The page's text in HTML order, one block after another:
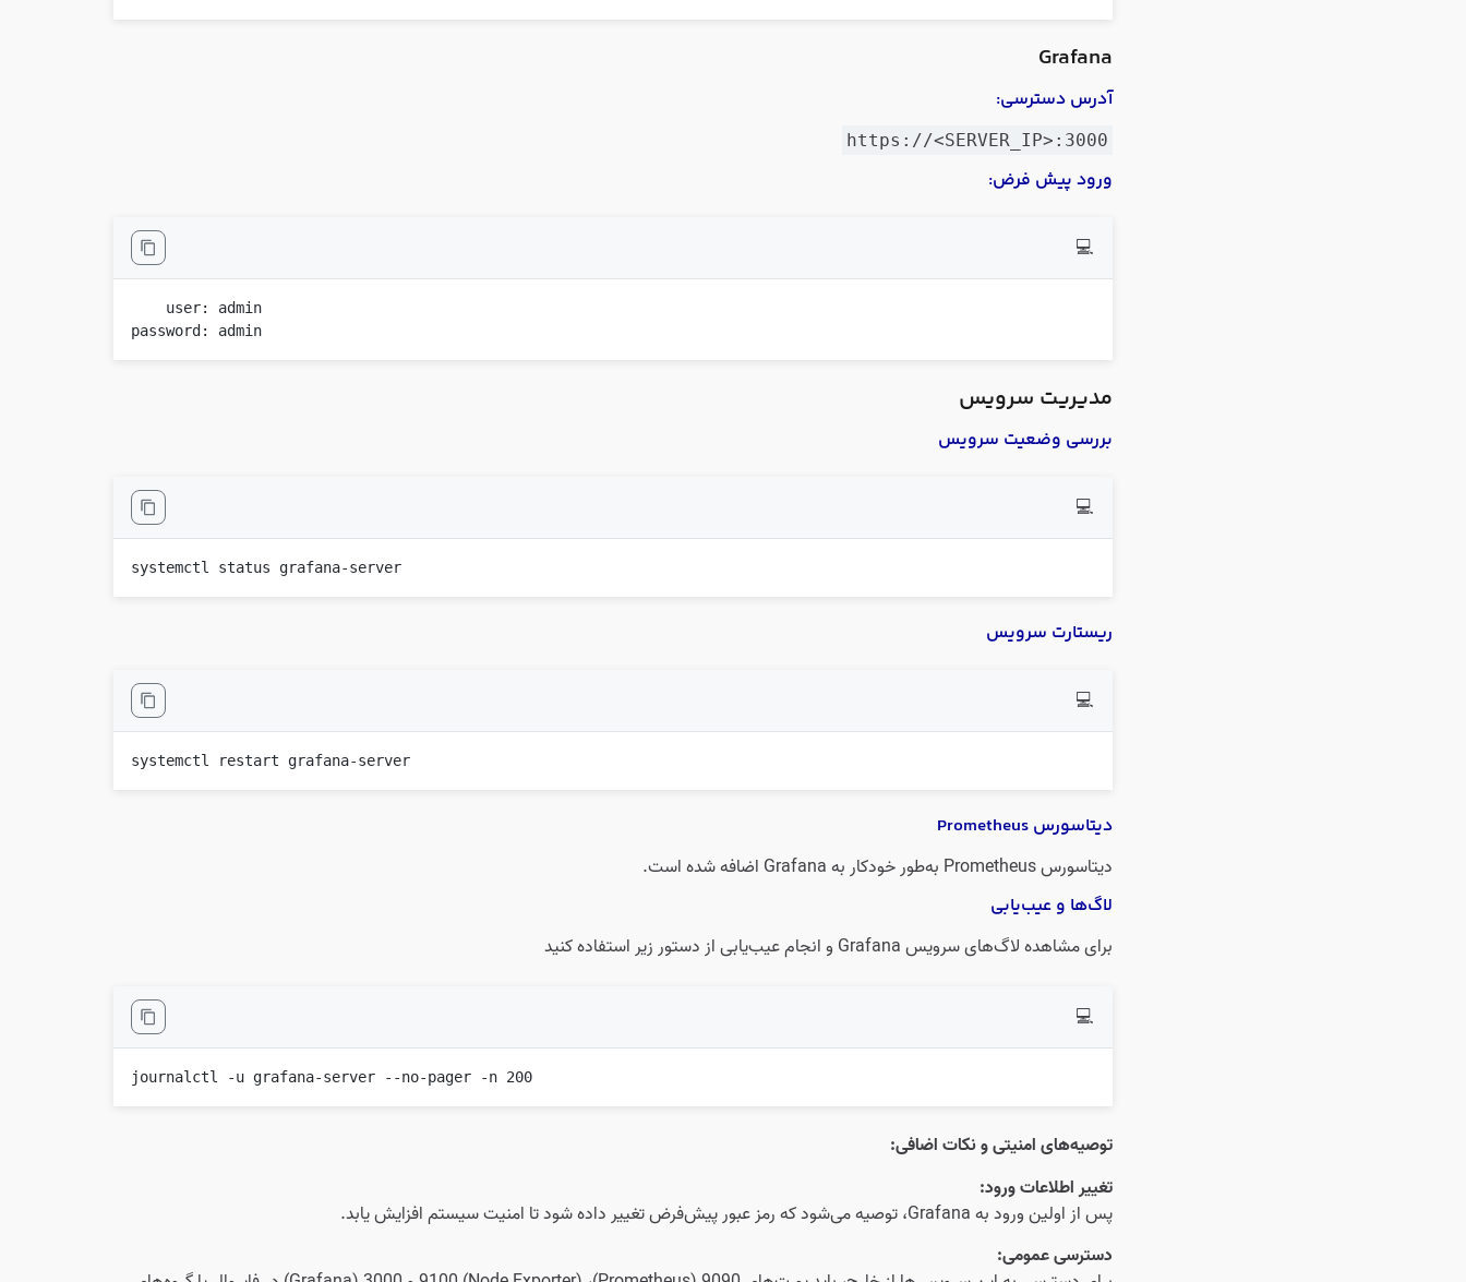
Grafana
آدرس دسترسی:
https://<SERVER_IP>:3000
ورود پیش فرض:
💻
password: admin
مدیریت سرویس
بررسی وضعیت سرویس
💻
systemctl status grafana-server
ریستارت سرویس
💻
systemctl restart grafana-server
دیتاسورس Prometheus
دیتاسورس Prometheus به‌طور خودکار به Grafana اضافه شده است.
لاگ‌ها و عیب‌یابی
برای مشاهده لاگ‌های سرویس Grafana و انجام عیب‌یابی از دستور زیر استفاده کنید
💻
journalctl -u grafana-server --no-pager -n 200
توصیه‌های امنیتی و نکات اضافی:
تغییر اطلاعات ورود:
پس از اولین ورود به Grafana، توصیه می‌شود که رمز عبور پیش‌فرض تغییر داده شود تا امنیت سیستم افزایش یابد.
دسترسی عمومی: